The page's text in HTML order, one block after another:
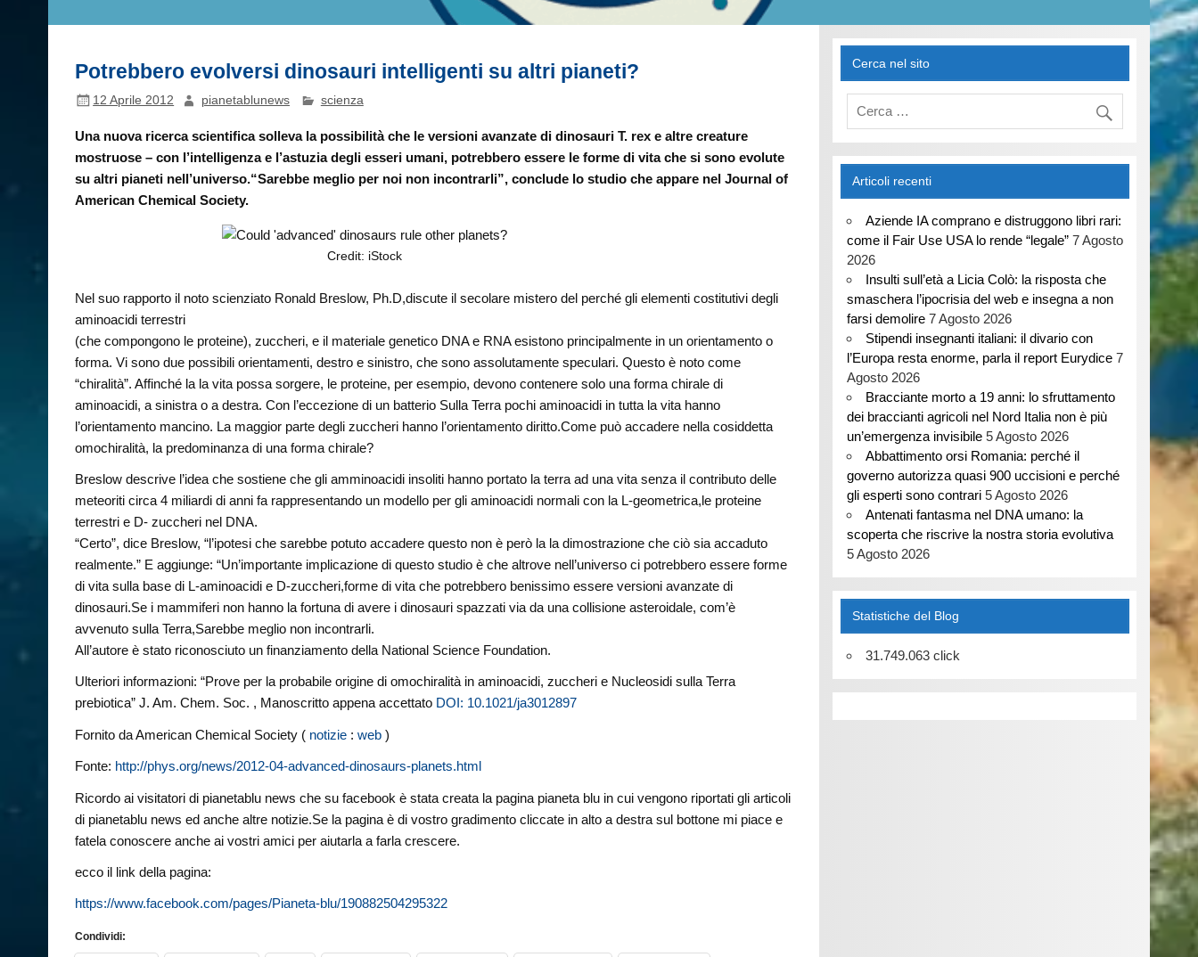
Potrebbero evolversi dinosauri intelligenti su altri pianeti?
12 Aprile 2012 pianetablunews scienza
Una nuova ricerca scientifica solleva la possibilità che le versioni avanzate di dinosauri T. rex e altre creature
mostruose – con l’intelligenza e l’astuzia degli esseri umani, potrebbero essere le forme di vita che si sono evolute
su altri pianeti nell’universo.“Sarebbe meglio per noi non incontrarli”, conclude lo studio che appare nel Journal of
American Chemical Society.
Credit: iStock
Nel suo rapporto il noto scienziato Ronald Breslow, Ph.D,discute il secolare mistero del perché gli elementi costitutivi degli
aminoacidi terrestri
(che compongono le proteine), zuccheri, e il materiale genetico DNA e RNA esistono principalmente in un orientamento o
forma. Vi sono due possibili orientamenti, destro e sinistro, che sono assolutamente speculari. Questo è noto come
“chiralità”. Affinché la la vita possa sorgere, le proteine, per esempio, devono contenere solo una forma chirale di
aminoacidi, a sinistra o a destra. Con l’eccezione di un batterio Sulla Terra pochi aminoacidi in tutta la vita hanno
l’orientamento mancino. La maggior parte degli zuccheri hanno l’orientamento diritto.Come può accadere nella cosiddetta
omochiralità, la predominanza di una forma chirale?
Breslow descrive l’idea che sostiene che gli amminoacidi insoliti hanno portato la terra ad una vita senza il contributo delle
meteoriti circa 4 miliardi di anni fa rappresentando un modello per gli aminoacidi normali con la L-geometrica,le proteine
terrestri e D- zuccheri nel DNA.
“Certo”, dice Breslow, “l’ipotesi che sarebbe potuto accadere questo non è però la la dimostrazione che ciò sia accaduto
realmente.” E aggiunge: “Un’importante implicazione di questo studio è che altrove nell’universo ci potrebbero essere forme
di vita sulla base di L-aminoacidi e D-zuccheri,forme di vita che potrebbero benissimo essere versioni avanzate di
dinosauri.Se i mammiferi non hanno la fortuna di avere i dinosauri spazzati via da una collisione asteroidale, com’è
avvenuto sulla Terra,Sarebbe meglio non incontrarli.
All’autore è stato riconosciuto un finanziamento della National Science Foundation.
Ulteriori informazioni: “Prove per la probabile origine di omochiralità in aminoacidi, zuccheri e Nucleosidi sulla Terra
prebiotica” J. Am. Chem. Soc. , Manoscritto appena accettato DOI: 10.1021/ja3012897
Fornito da American Chemical Society ( notizie :web )
Fonte: http://phys.org/news/2012-04-advanced-dinosaurs-planets.html
Ricordo ai visitatori di pianetablu news che su facebook è stata creata la pagina pianeta blu in cui vengono riportati gli articoli
di pianetablu news ed anche altre notizie.Se la pagina è di vostro gradimento cliccate in alto a destra sul bottone mi piace e
fatela conoscere anche ai vostri amici per aiutarla a farla crescere.
ecco il link della pagina:
https://www.facebook.com/pages/Pianeta-blu/190882504295322
Condividi:
Cerca nel sito
Articoli recenti
Aziende IA comprano e distruggono libri rari:
come il Fair Use USA lo rende “legale” 7 Agosto
2026
Insulti sull’età a Licia Colò: la risposta che
smaschera l’ipocrisia del web e insegna a non
farsi demolire 7 Agosto 2026
Stipendi insegnanti italiani: il divario con
l’Europa resta enorme, parla il report Eurydice 7
Agosto 2026
Bracciante morto a 19 anni: lo sfruttamento
dei braccianti agricoli nel Nord Italia non è più
un’emergenza invisibile 5 Agosto 2026
Abbattimento orsi Romania: perché il
governo autorizza quasi 900 uccisioni e perché
gli esperti sono contrari 5 Agosto 2026
Antenati fantasma nel DNA umano: la
scoperta che riscrive la nostra storia evolutiva
5 Agosto 2026
Statistiche del Blog
31.749.063 click